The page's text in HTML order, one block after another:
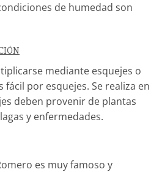
de humedad son
mediante esquejes o
fácil por esquejes. Se realiza en
deben provenir de plantas
y enfermedades.
es muy famoso y